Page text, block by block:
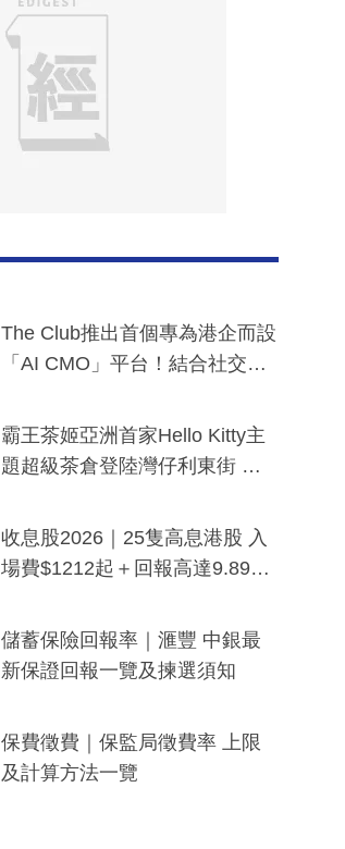
The Club推出首個專為港企而設
「AI CMO」平台！結合社交聆
分鐘生成「貼地」宣傳短片
霸王茶姬亞洲首家Hello Kitty主
題超級茶倉登陸灣仔利東街 推
y及香港限定特調系列
收息股2026｜25隻高息港股 入
場費$1212起＋回報高達9.89
儲蓄保險回報率｜滙豐 中銀最
新保證回報一覽及揀選須知
保費徵費｜保監局徵費率 上限
及計算方法一覽